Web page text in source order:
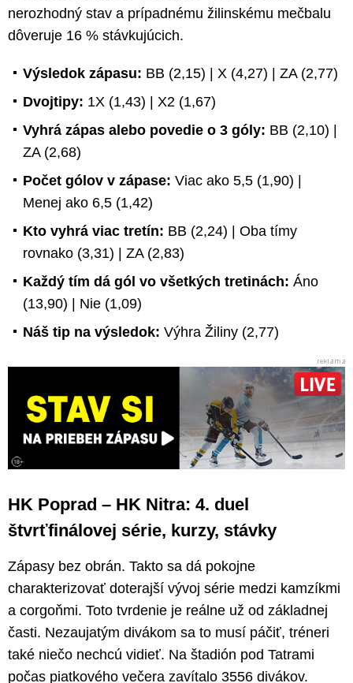
nerozhodný stav a prípadnému žilinskému mečbalu
dôveruje 16 % stávkujúcich.
Výsledok zápasu: BB (2,15) | X (4,27) | ZA (2,77)
Dvojtipy: 1X (1,43) | X2 (1,67)
Vyhrá zápas alebo povedie o 3 góly: BB (2,10) |
ZA (2,68)
Počet gólov v zápase: Viac ako 5,5 (1,90) |
Menej ako 6,5 (1,42)
Kto vyhrá viac tretín: BB (2,24) | Oba tímy
rovnako (3,31) | ZA (2,83)
Každý tím dá gól vo všetkých tretinách: Áno
(13,90) | Nie (1,09)
Náš tip na výsledok: Výhra Žiliny (2,77)
HK Poprad – HK Nitra: 4. duel
štvrťfinálovej série, kurzy, stávky
Zápasy bez obrán. Takto sa dá pokojne
charakterizovať doterajší vývoj série medzi kamzíkmi
a corgoňmi. Toto tvrdenie je reálne už od základnej
časti. Nezaujatým divákom sa to musí páčiť, tréneri
také niečo nechcú vidieť. Na štadión pod Tatrami
počas piatkového večera zavítalo 3556 divákov.